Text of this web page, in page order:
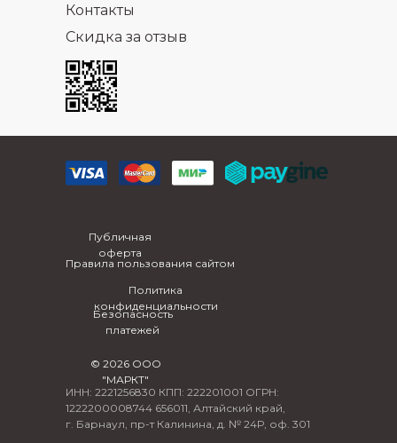
Контакты
Скидка за отзыв
Публичная
оферта
Правила пользования сайтом
Политика
конфиденциальности
Безопасность
платежей
© 2026 ООО
"МАРКТ"
ИНН: 2221256830 КПП: 222201001 ОГРН:
1222200008744 656011, Алтайский край,
г. Барнаул, пр-т Калинина, д. № 24Р, оф. 301